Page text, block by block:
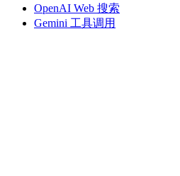
OpenAI Web 搜索
Gemini 工具调用